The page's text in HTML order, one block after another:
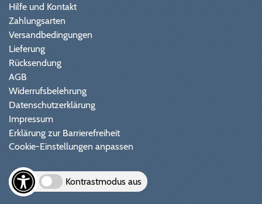
Hilfe und Kontakt
Zahlungsarten
Versandbedingungen
Lieferung
Rücksendung
AGB
Widerrufsbelehrung
Datenschutzerklärung
Impressum
Erklärung zur Barrierefreiheit
Cookie-Einstellungen anpassen
Kontrastmodus aus